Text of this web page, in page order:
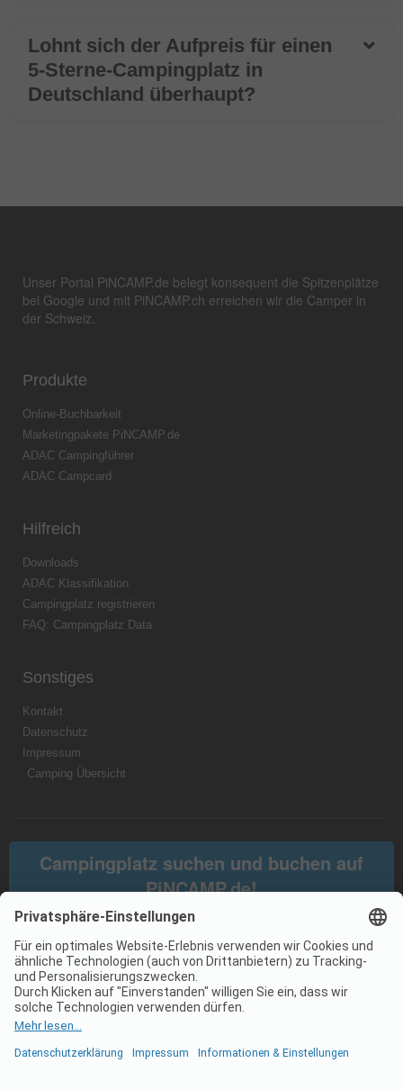
Lohnt sich der Aufpreis für einen
5-Sterne-Campingplatz in
Deutschland überhaupt?
Unser Portal PiNCAMP.de belegt konsequent die Spitzenplätze
bei Google und mit PiNCAMP.ch erreichen wir die Camper in
der Schweiz.
Produkte
Online-Buchbarkeit
Marketingpakete PiNCAMP.de
ADAC Campingführer
ADAC Campcard
Hilfreich
Downloads
ADAC Klassifikation
Campingplatz registrieren
FAQ: Campingplatz Data
Sonstiges
Kontakt
Datenschutz
Impressum
Camping Übersicht
Campingplatz suchen und buchen auf
PiNCAMP.de!